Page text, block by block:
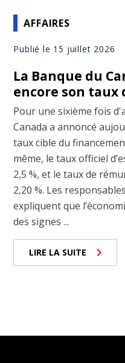
AFFAIRES
Publié le 15 juillet 2026
La Banque du
encore son taux
Pour une sixième fois
Canada a annoncé
taux cible du
même, le taux officiel
2,5 %, et le taux de
2,20 %. Les
expliquent que
des signes ...
LIRE LA SUITE